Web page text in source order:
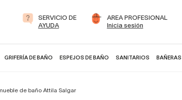
SERVICIO DE
AYUDA
AREA PROFESIONAL
Inicia sesión
GRIFERÍA DE BAÑO ESPEJOS DE BAÑO SANITARIOS BAÑERAS
de baño Attila Salgar